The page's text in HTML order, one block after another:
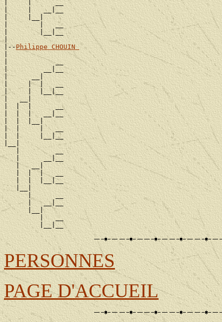
|     |      __
|     |   __|__
|     |__|
|        |   __
|        |__|__
|
|--Philippe CHOUIN
|            __
|         __|__
|      __|
|     |  |   __
|     |  |__|__
|   __|
|  |  |      __
|  |  |   __|__
|  |  |__|
|  |     |   __
|  |     |__|__
|__|
   |         __
   |      __|__
   |   __|
   |  |  |   __
   |  |  |__|__
   |__|
      |      __
      |   __|__
      |__|
         |   __
PERSONNES
PAGE D'ACCUEIL